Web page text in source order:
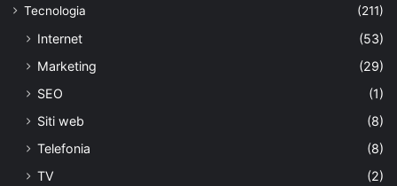
Tecnologia
(211)
Internet
(53)
Marketing
(29)
SEO
(1)
Siti web
(8)
Telefonia
(8)
TV
(2)